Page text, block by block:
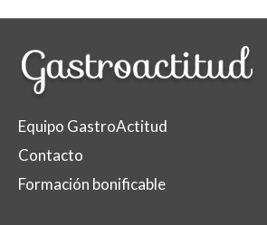
Equipo GastroActitud
Contacto
Formación bonificable